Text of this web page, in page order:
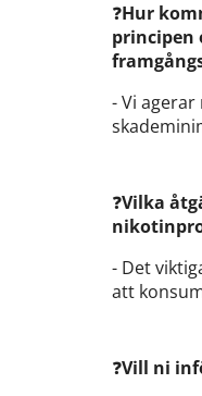
❓Hur
principen
- Vi
❓Vilka
- Det
att
❓Vill ni